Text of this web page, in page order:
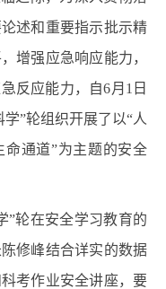
述和重要指示批示精
增强应急响应能力，
反应能力，自6月1日
”轮组织开展了以“人
通道”为主题的安全
”轮在安全学习教育的
修峰结合详实的数据
考作业安全讲座，要